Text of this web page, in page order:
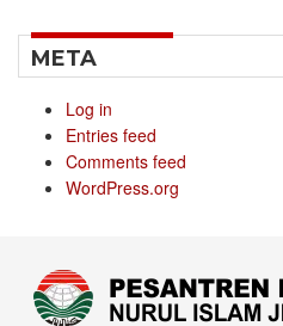
META
Log in
Entries feed
Comments feed
WordPress.org